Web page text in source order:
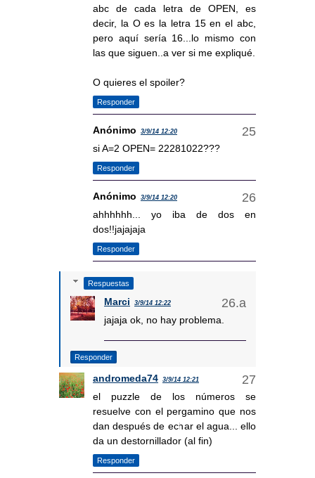
abc de cada letra de OPEN, es
decir, la O es la letra 15 en el abc,
pero aquí sería 16...lo mismo con
las que siguen..a ver si me expliqué.
O quieres el spoiler?
Responder
Anónimo 3/9/14 12:20
si A=2 OPEN= 22281022???
Responder
Anónimo 3/9/14 12:20
ahhhhhh... yo iba de dos en
dos!!jajajaja
Responder
Respuestas
Marci 3/9/14 12:22
jajaja ok, no hay problema.
Responder
andromeda74 3/9/14 12:21
el puzzle de los números se
resuelve con el pergamino que nos
dan después de echar el agua... ello
da un destornillador (al fin)
Responder